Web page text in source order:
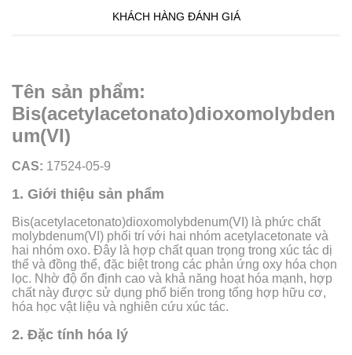
KHÁCH HÀNG ĐÁNH GIÁ
Tên sản phẩm:
Bis(acetylacetonato)dioxomolybden
um(VI)
CAS: 17524-05-9
1. Giới thiệu sản phẩm
Bis(acetylacetonato)dioxomolybdenum(VI) là phức chất
molybdenum(VI) phối trí với hai nhóm acetylacetonate và
hai nhóm oxo. Đây là hợp chất quan trọng trong xúc tác dị
thể và đồng thể, đặc biệt trong các phản ứng oxy hóa chọn
lọc. Nhờ độ ổn định cao và khả năng hoạt hóa mạnh, hợp
chất này được sử dụng phổ biến trong tổng hợp hữu cơ,
hóa học vật liệu và nghiên cứu xúc tác.
2. Đặc tính hóa lý